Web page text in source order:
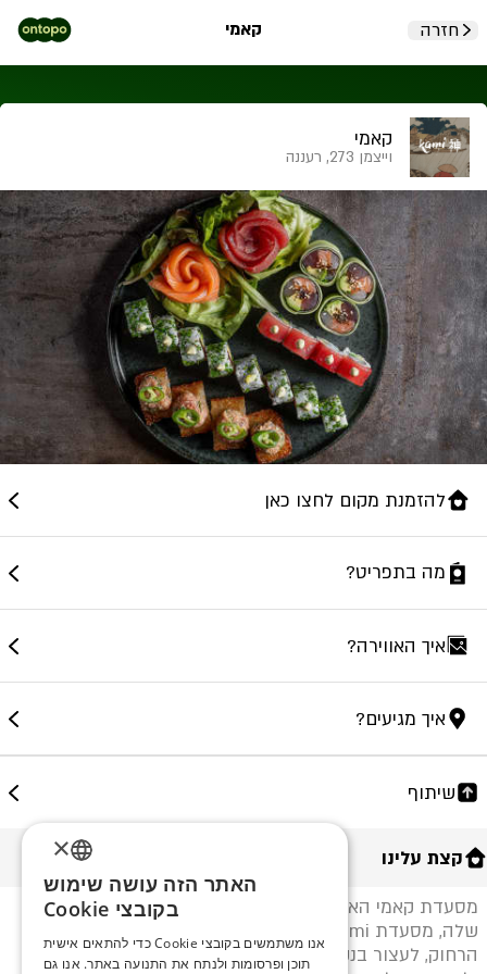
חזרה קאמי
קאמי
וייצמן 273, רעננה
להזמנת מקום לחצו כאן
מה בתפריט?
איך האווירה?
איך מגיעים?
שיתוף
קצת עלינו
מסעדת קאמי האסייאתית נחתה ברעננה. בדיוק כמו השם
שלה, מסעדת Kami מעדיפה להוביל טיול ארוך במזרח
הרחוק, לעצור בנקודות היפות ביותר והטעימות ביותר שלו,
ENGLISH
SERBIA
×
האתר הזה עושה שימוש
בקובצי Cookie
אנו משתמשים בקובצי Cookie כדי להתאים אישית
תוכן ופרסומות ולנתח את התנועה באתר. אנו גם